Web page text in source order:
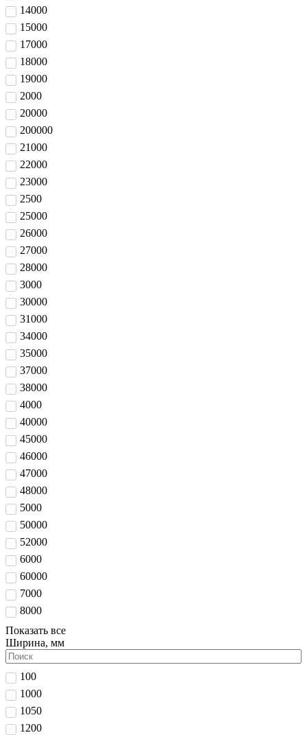
14000
15000
17000
18000
19000
2000
20000
200000
21000
22000
23000
2500
25000
26000
27000
28000
3000
30000
31000
34000
35000
37000
38000
4000
40000
45000
46000
47000
48000
5000
50000
52000
6000
60000
7000
8000
Показать все
Ширина, мм
100
1000
1050
1200